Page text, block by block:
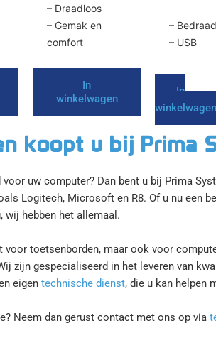
– Draadloos
– Gemak en
comfort
In
winkelwagen
– Bedraad
– USB
In
winkelwagen
koopt u bij Prima
uw computer? Dan bent u bij Prima
Logitech, Microsoft en R8. Of u nu een
wij hebben het allemaal.
toetsenborden, maar ook voor
zijn gespecialiseerd in het leveren van
eigen technische dienst, die u kan helpen
Neem dan gerust contact met ons op via